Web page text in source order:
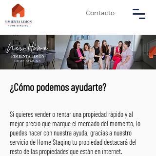
Contacto
¿Cómo podemos ayudarte?
Si quieres vender o rentar una propiedad rápido y al
mejor precio que marque el mercado del momento, lo
puedes hacer con nuestra ayuda, gracias a nuestro
servicio de Home Staging tu propiedad destacará del
resto de las propiedades que están en internet.